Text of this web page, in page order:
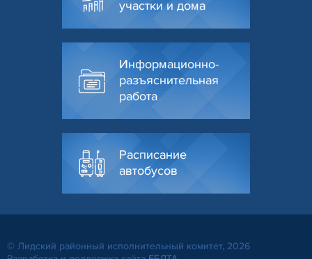
участки и дома
Информационно-
разъяснительная
работа
Расписание
автобусов
© Лидский районный исполнительный комитет, 2026